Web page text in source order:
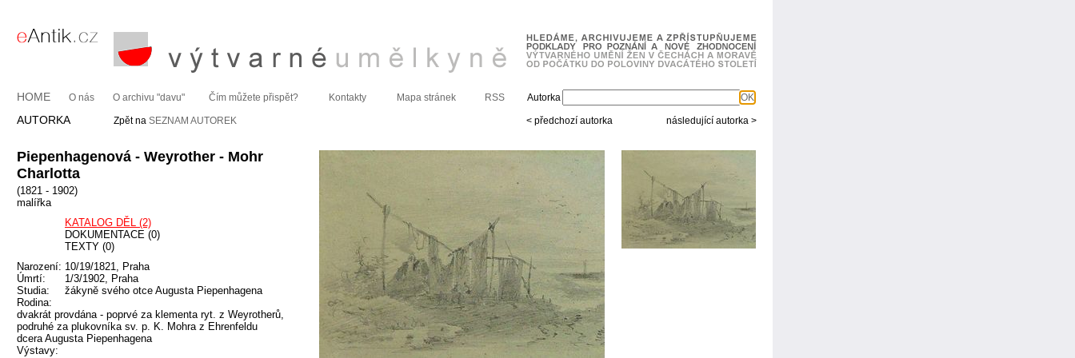
HOME O nás O archivu "davu" Čím můžete přispět? Kontakty Mapa stránek RSS Autorka OK
AUTORKA Zpět na SEZNAM AUTOREK < předchozí autorka následující autorka >
Piepenhagenová - Weyrother - Mohr
Charlotta
(1821 - 1902)
malířka
KATALOG DĚL (2)
DOKUMENTACE (0)
TEXTY (0)
Narození: 10/19/1821, Praha
Úmrtí:
1/3/1902, Praha
Studia:
žákyně svého otce Augusta Piepenhagena
Rodina:
dvakrát provdána - poprvé za klementa ryt. z Weyrotherů,
podruhé za plukovníka sv. p. K. Mohra z Ehrenfeldu
dcera Augusta Piepenhagena
Výstavy: